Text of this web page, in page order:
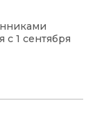
1 сентября